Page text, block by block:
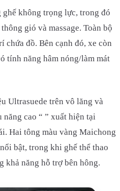
ghế không trọng lực, trong đó
gió và massage. Toàn bộ
đồ. Bên cạnh đó, xe còn
tính năng hâm nóng/làm mát
Ultrasuede trên vô lăng và
cao “ ” xuất hiện tại
Hai tông màu vàng Maichong
bật, trong khi ghế thể thao
khả năng hỗ trợ bên hông.